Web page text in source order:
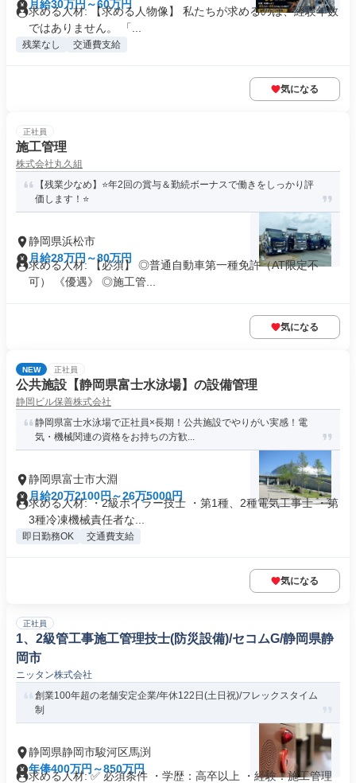
月給30万円～60万円
求める人材: 【求める人物像】 私たちが求めるのは、経験年数
ではありません。 「...
残業なし 交通費支給
気になる
正社員
施工管理
株式会社丸久組
【残業少なめ】⭐年2回の賞与＆勤続ボーナスで働きをしっかり評
価します！⭐
静岡県浜松市
月給28万円～80万円
求める人材: 【必須】 ◎普通自動車第一種免許（AT限定不
可） 《優遇》 ◎施工管...
気になる
NEW 正社員
公共施設【静岡県富士水泳場】の設備管理
静岡ビル保善株式会社
静岡県富士水泳場で正社員×長期！公共施設でやりがい実感！電
気・機械関連の資格をお持ちの方歓...
静岡県富士市大淵
月給20万2100円～26万5000円
求める人材: ・2級ボイラー技士 ・第1種、2種電気工事士 ・第
3種冷凍機械責任者な...
即日勤務OK 交通費支給
気になる
正社員
1、2級管工事施工管理技士(防災設備)/セコムG/静岡県静
岡市
ニッタン株式会社
創業100年超の老舗安定企業/年休122日(土日祝)/フレックスタイム
制
静岡県静岡市駿河区馬渕
年俸400万円～850万円
求める人材: ✅ 必須条件 ・学歴：高卒以上 ・経験：施工管理